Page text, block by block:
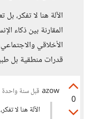
الآلة هنا لا تفكر،
المقارنة بين ذكاء
الأخلاقي
قدرات منطقية بل
0
azow قبل سنة واحدة
الآلة هنا لا